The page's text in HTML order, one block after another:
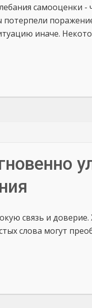
самооценки -
потерпели
иначе.
связь и доверие.
слова могут